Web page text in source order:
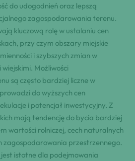
do udogodnień oraz lepszą
zagospodarowania terenu.
kluczową rolę w ustalaniu cen
przy czym obszary miejskie
i szybszych zmian w
Możliwości
są często bardziej liczne w
do wyższych cen
i potencjał inwestycyjny. Z
mają tendencję do bycia bardziej
wartości rolniczej, cech naturalnych
zagospodarowania przestrzennego.
istotne dla podejmowania